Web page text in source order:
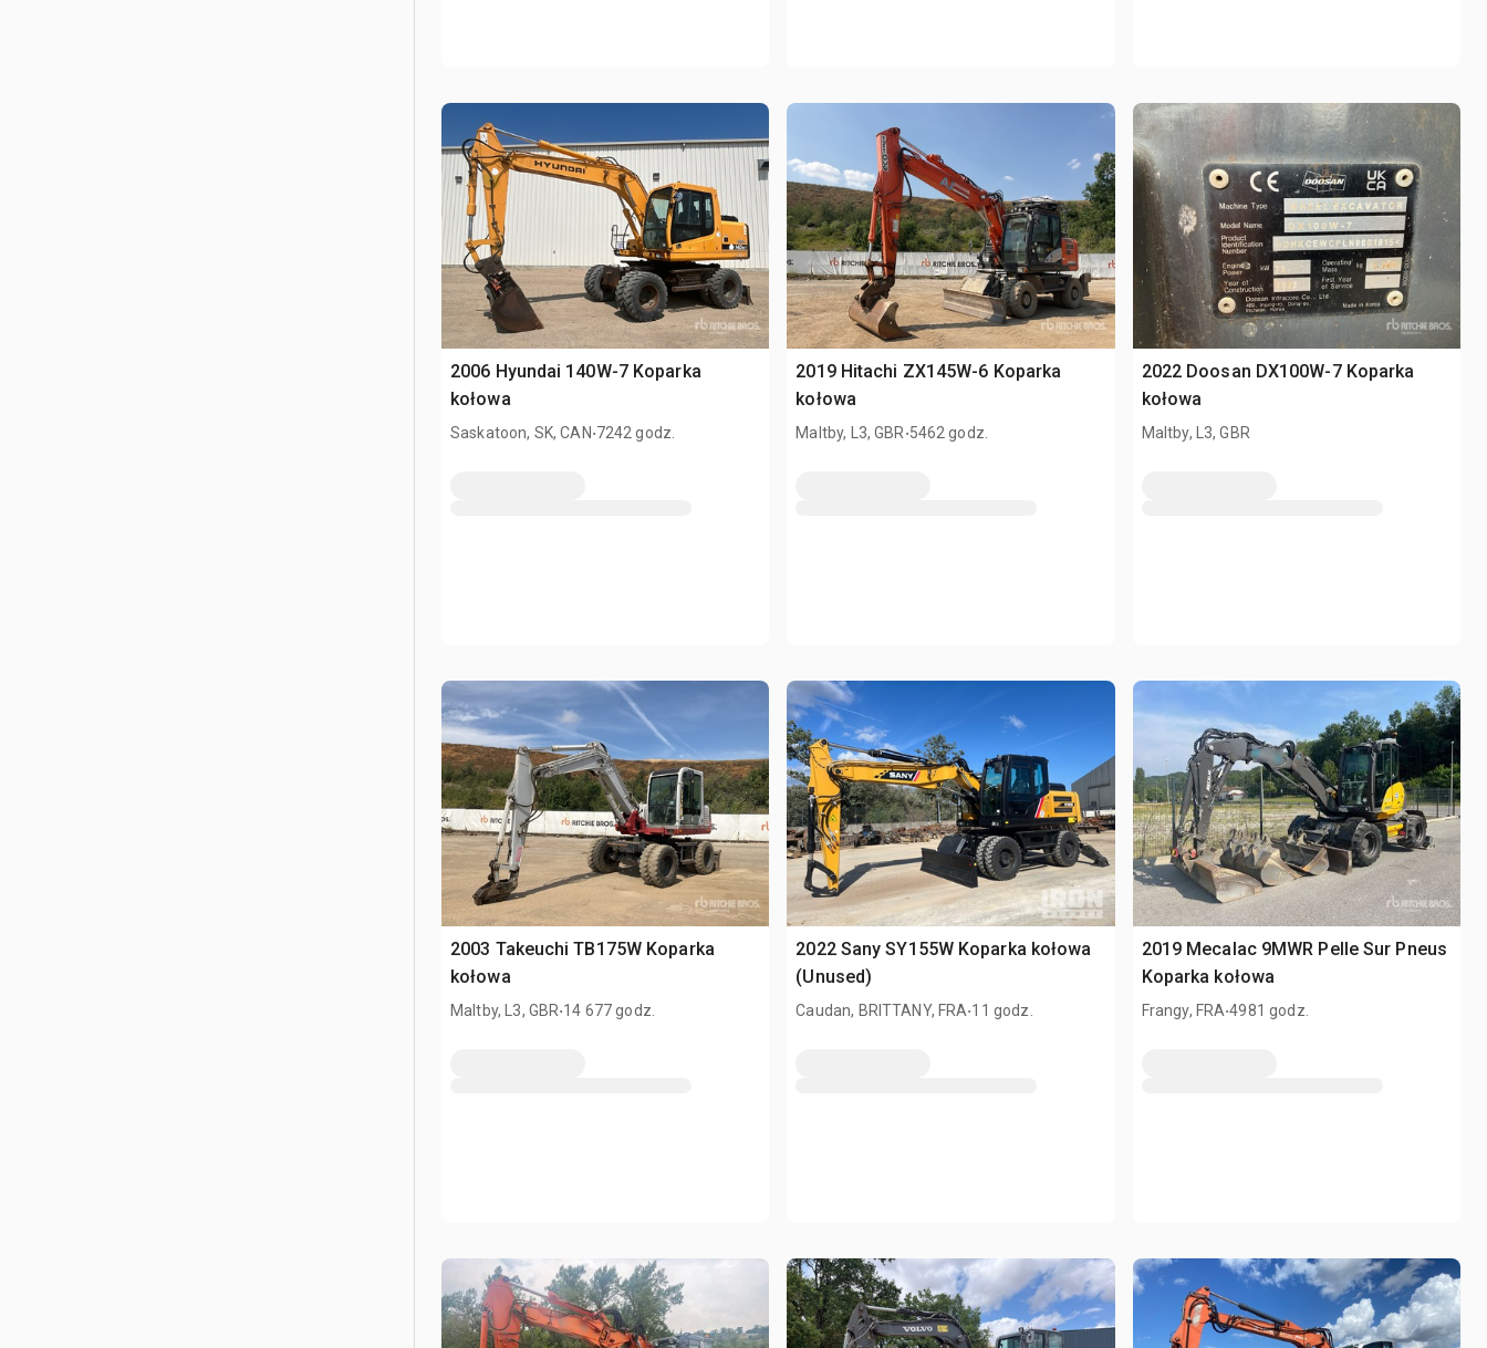
2006 Hyundai 140W-7 Koparka
kołowa
Saskatoon, SK, CAN.7242 godz.
2019 Hitachi ZX145W-6 Koparka
kołowa
Maltby, L3, GBR.5462 godz.
2022 Doosan DX100W-7 Koparka
kołowa
Maltby, L3, GBR
2003 Takeuchi TB175W Koparka
kołowa
Maltby, L3, GBR.14 677 godz.
2022 Sany SY155W Koparka kołowa
(Unused)
Caudan, BRITTANY, FRA.11 godz.
2019 Mecalac 9MWR Pelle Sur Pneus
Koparka kołowa
Frangy, FRA.4981 godz.